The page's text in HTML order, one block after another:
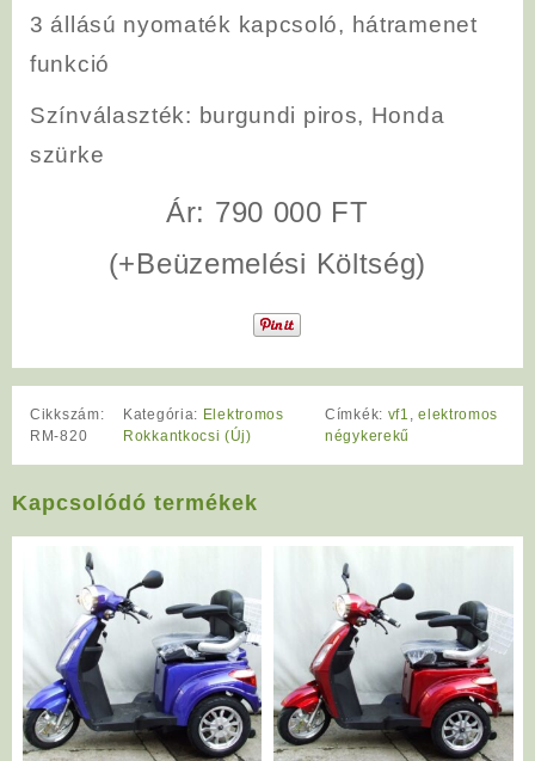
3 állású nyomaték kapcsoló, hátramenet
funkció
Színválaszték: burgundi piros, Honda
szürke
Ár: 790 000 FT
(+Beüzemelési Költség)
Cikkszám:
RM-820
Kategória: Elektromos
Rokkantkocsi (Új)
Címkék: vf1 ,elektromos
négykerekű
Kapcsolódó termékek